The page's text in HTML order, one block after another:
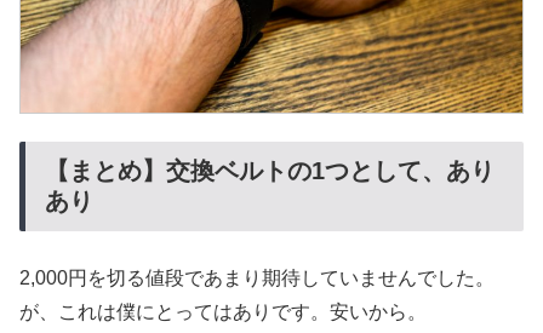
【まとめ】交換ベルトの1つとして、あり
あり
2,000円を切る値段であまり期待していませんでした。
が、これは僕にとってはありです。安いから。